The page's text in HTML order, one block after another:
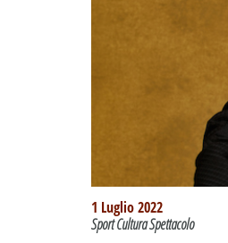
1 Luglio 2022
Sport Cultura Spettacolo